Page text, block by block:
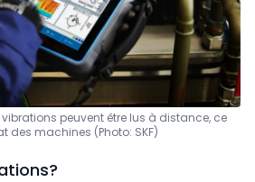
peuvent être lus à distance, ce
des machines (Photo: SKF)